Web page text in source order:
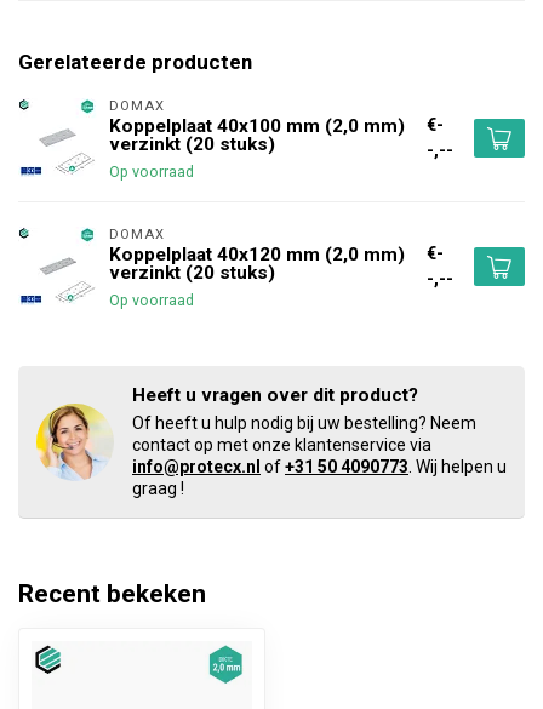
Gerelateerde producten
DOMAX
Koppelplaat 40x100 mm (2,0 mm)
verzinkt (20 stuks)
Op voorraad
€-
-,--
DOMAX
Koppelplaat 40x120 mm (2,0 mm)
verzinkt (20 stuks)
Op voorraad
€-
-,--
Heeft u vragen over dit product?
Of heeft u hulp nodig bij uw bestelling? Neem
contact op met onze klantenservice via
info@protecx.nl of+31 50 4090773 . Wij helpen u
graag !
Recent bekeken